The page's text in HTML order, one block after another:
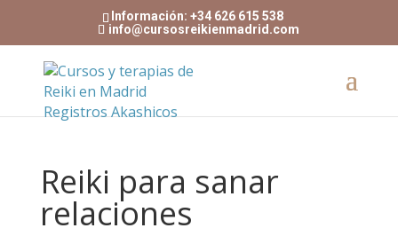
Información: +34 626 615 538
info@cursosreikienmadrid.com
Reiki para sanar
relaciones